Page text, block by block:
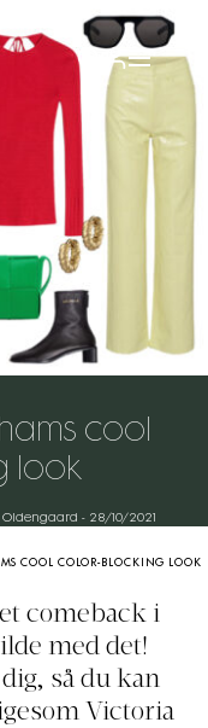
cool
look
Oldengaard - 28/10/2021
COOL COLOR-BLOCKING LOOK
comeback i
med det!
så du kan
Victoria